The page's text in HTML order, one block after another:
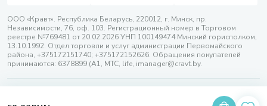
ООО «Кравт». Республика Беларусь, 220012, г. Минск, пр.
Независимости, 76, оф. 103. Регистрационный номер в Торговом
реестре №769481 от 20.02.2026 УНП 100149474 Минский горисполком,
13.10.1992. Отдел торговли и услуг администрации Первомайского
района, +375172151740; +375172152626. Обращения покупателей
принимаются: 6378899 (А1, МТС, life, imanager@cravt.by.